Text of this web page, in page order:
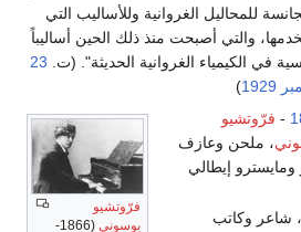
للمحاليل الغروانية وللأساليب التي
والتي أصبحت منذ ذلك الحين أساليباً
في الكيمياء الغروانية الحديثة". (ت. 23
1929
)
فرّوتشيو
بوسوني
(1866-
- فرّوتشيو
، ملحن وعازف
ومايسترو إيطالي
، شاعر وكاتب